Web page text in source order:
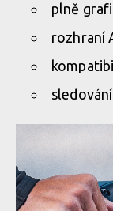
plně
rozhraní